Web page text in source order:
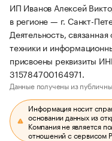
ИП Иванов Алексей
в регионе — г. Санкт-
Деятельность,
техники и
присвоены реквизиты
315784700164971.
Данные получены из
Информация носит
основании данных из
Компания не является
отношений с сервисом